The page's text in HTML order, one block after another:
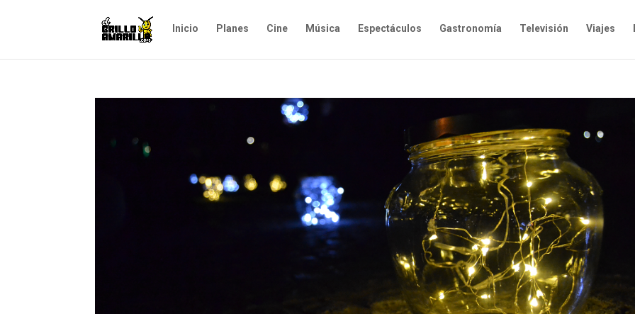
Inicio Planes Cine Música Espectáculos Gastronomía Televisión Viajes